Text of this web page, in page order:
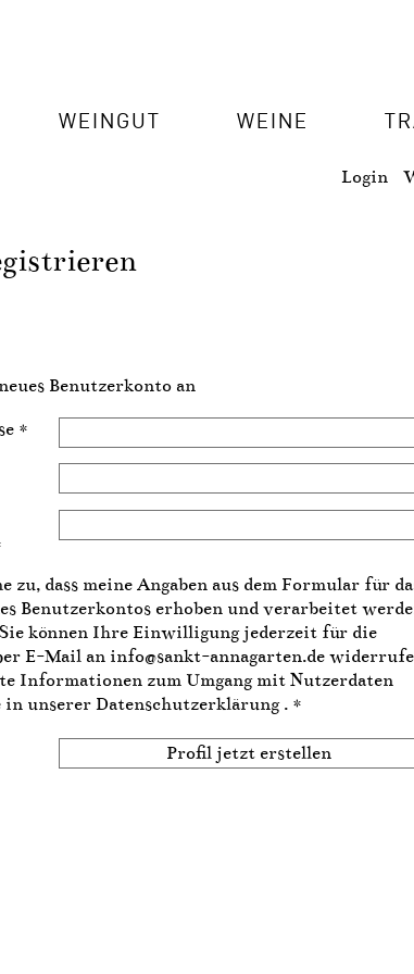
WEINGUT WEINE
Login
Benutzerkonto an
*
zu, dass meine Angaben aus dem Formular für
Benutzerkontos erhoben und verarbeitet
können Ihre Einwilligung jederzeit für die
E-Mail an info@sankt-annagarten.de
Informationen zum Umgang mit Nutzerdaten
in unsererDatenschutzerklärung . *